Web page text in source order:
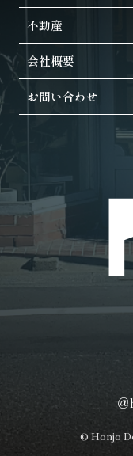
不動産
会社概要
お問い合わせ
© Honjo